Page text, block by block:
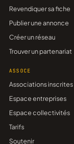
Revendiquer sa fiche
Publier une annonce
Créer un réseau
Trouver un partenariat
ASSOCE
Associations inscrites
Espace entreprises
Espace collectivités
Tarifs
Soutenir